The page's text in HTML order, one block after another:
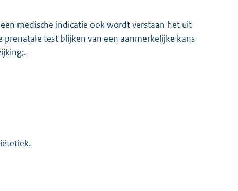
medische indicatie ook wordt verstaan het uit
test blijken van een aanmerkelijke kans